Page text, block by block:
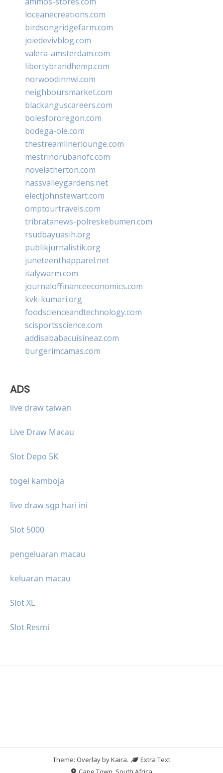
loceanecreations.com
birdsongridgefarm.com
joiedevivblog.com
valera-amsterdam.com
libertybrandhemp.com
norwoodinnwi.com
neighboursmarket.com
blackanguscareers.com
bolesfororegon.com
bodega-ole.com
thestreamlinerlounge.com
mestrinorubanofc.com
novelatherton.com
nassvalleygardens.net
electjohnstewart.com
omptourtravels.com
tribratanews-polreskebumen.com
rsudbayuasih.org
publikjurnalistik.org
juneteenthapparel.net
italywarm.com
journaloffinanceeconomics.com
kvk-kumari.org
foodscienceandtechnology.com
scisportsscience.com
addisababacuisineaz.com
burgerimcamas.com
ADS
live draw taiwan
Live Draw Macau
Slot Depo 5K
togel kamboja
live draw sgp hari ini
Slot 5000
pengeluaran macau
keluaran macau
Slot XL
Slot Resmi
Theme: Overlay byKaira.
Extra Text